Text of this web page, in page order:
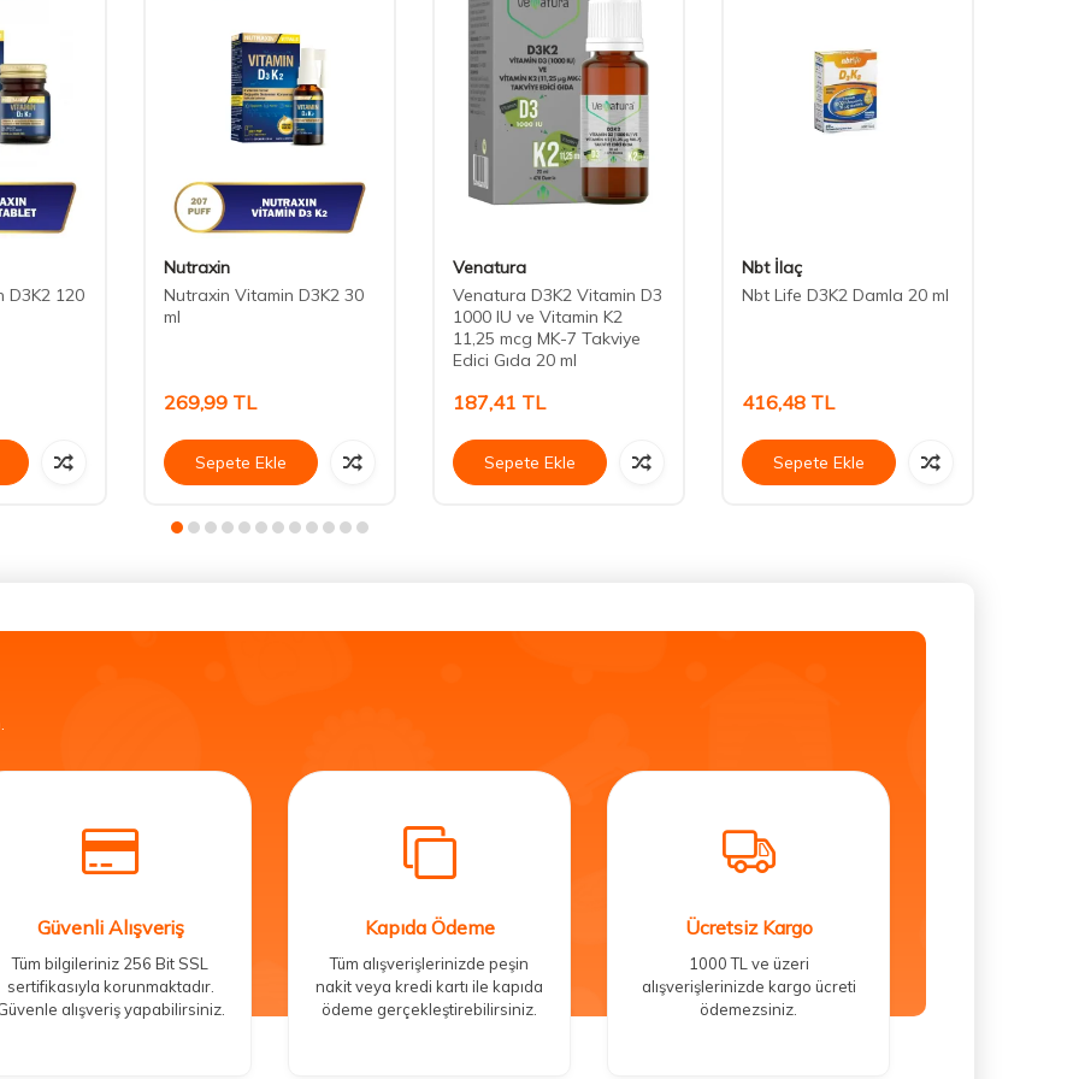
D3K2 120
Nutraxin
Nutraxin Vitamin D3K2 30
ml
269,99 TL
Sepete Ekle
Venatura
Venatura D3K2 Vitamin D3
1000 IU ve Vitamin K2
11,25 mcg MK-7 Takviye
Edici Gıda 20 ml
187,41 TL
Sepete Ekle
Nbt İlaç
Nbt Life D3K2 Damla 20 ml
416,48 TL
Sepete Ekle
Güvenli Alışveriş
Tüm bilgileriniz 256 Bit SSL
sertifikasıyla korunmaktadır.
alışveriş yapabilirsiniz.
Kapıda Ödeme
Tüm alışverişlerinizde peşin
nakit veya kredi kartı ile kapıda
ödeme gerçekleştirebilirsiniz.
Ücretsiz Kargo
1000 TL ve üzeri
alışverişlerinizde kargo ücreti
ödemezsiniz.